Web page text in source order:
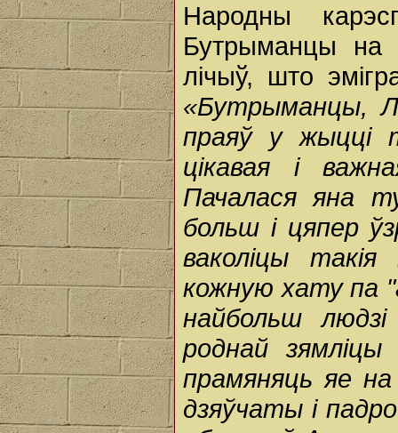
Народны
Бутрыманцы на
лічыў, што
«Бутрыманцы,
праяў у жыцці
цікавая і
Пачалася яна
больш і цяпер
ваколіцы
кожную хату па
найбольш
роднай
прамяняць яе
дзяўчаты і